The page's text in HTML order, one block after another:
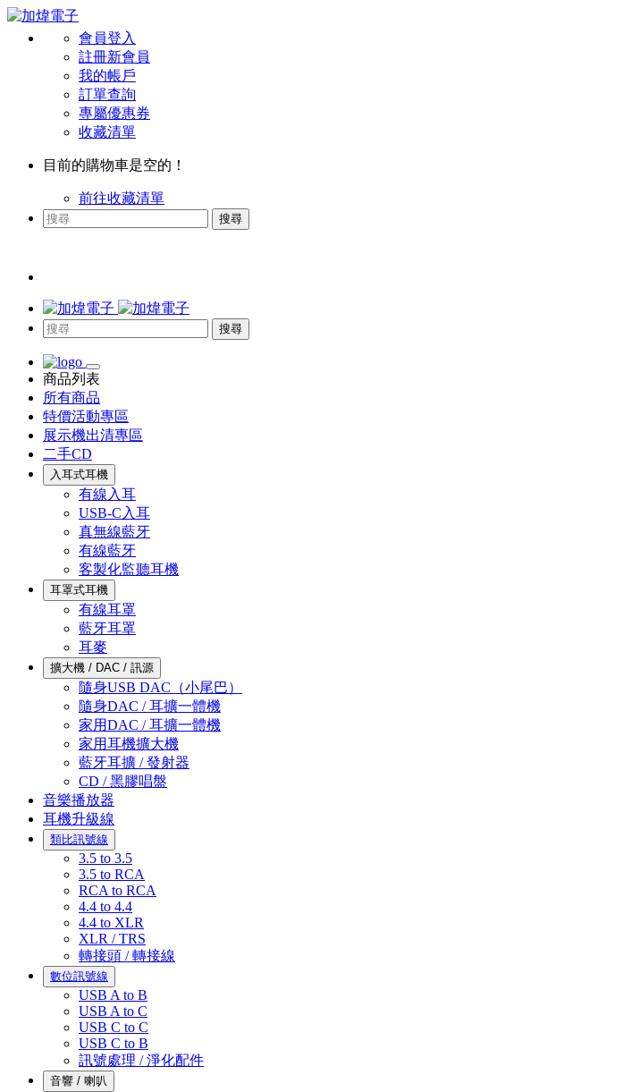
會員登入
註冊新會員
我的帳戶
訂單查詢
專屬優惠券
收藏清單
目前的購物車是空的！
前往收藏清單
搜尋
搜尋
商品列表
所有商品
特價活動專區
展示機出清專區
二手CD
入耳式耳機
有線入耳
USB-C入耳
真無線藍牙
有線藍牙
客製化監聽耳機
耳罩式耳機
有線耳罩
藍牙耳罩
耳麥
擴大機 / DAC / 訊源
隨身USB DAC（小尾巴）
隨身DAC / 耳擴一體機
家用DAC / 耳擴一體機
家用耳機擴大機
藍牙耳擴 / 發射器
CD / 黑膠唱盤
音樂播放器
耳機升級線
類比訊號線
3.5 to 3.5
3.5 to RCA
RCA to RCA
4.4 to 4.4
4.4 to XLR
XLR / TRS
轉接頭 / 轉接線
數位訊號線
USB A to B
USB A to C
USB C to C
USB C to B
訊號處理 / 淨化配件
音響 / 喇叭